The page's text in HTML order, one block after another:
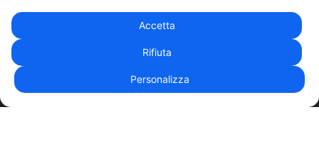
| PRIVACY POLICY
Accetta
Rifiuta
Personalizza